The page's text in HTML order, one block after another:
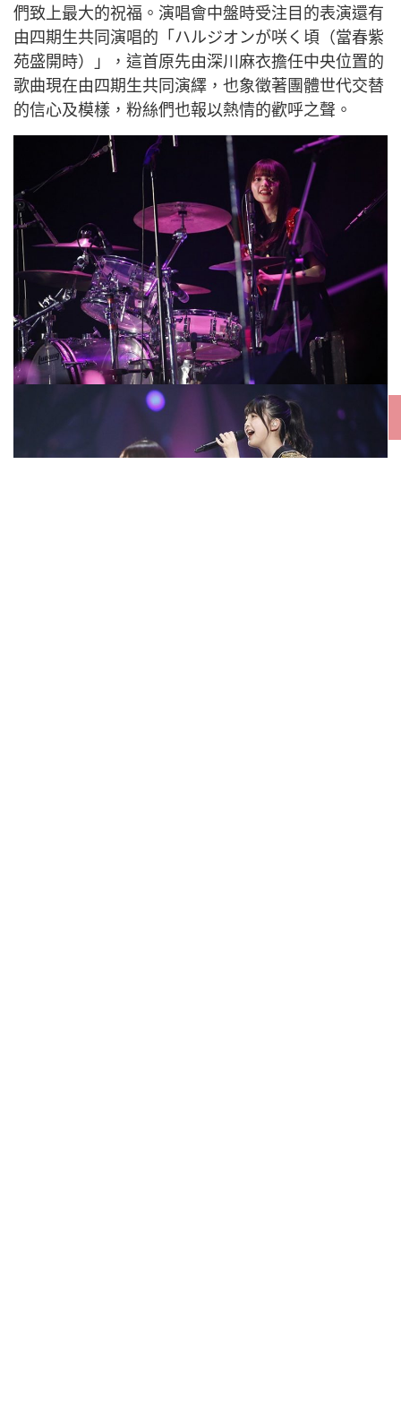
們致上最大的祝福。演唱會中盤時受注目的表演還有
由四期生共同演唱的「ハルジオンが咲く頃（當春紫
苑盛開時）」，這首原先由深川麻衣擔任中央位置的
歌曲現在由四期生共同演繹，也象徵著團體世代交替
的信心及模樣，粉絲們也報以熱情的歡呼之聲。